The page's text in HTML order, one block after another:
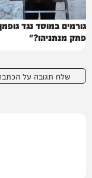
גורמים במוסד נגד
פתק מנתניהו?"
שלח תגובה על